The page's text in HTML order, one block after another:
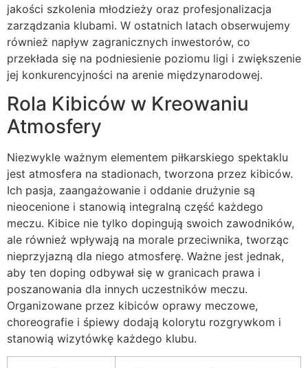
jakości szkolenia młodzieży oraz profesjonalizacja
zarządzania klubami. W ostatnich latach obserwujemy
również napływ zagranicznych inwestorów, co
przekłada się na podniesienie poziomu ligi i zwiększenie
jej konkurencyjności na arenie międzynarodowej.
Rola Kibiców w Kreowaniu
Atmosfery
Niezwykle ważnym elementem piłkarskiego spektaklu
jest atmosfera na stadionach, tworzona przez kibiców.
Ich pasja, zaangażowanie i oddanie drużynie są
nieocenione i stanowią integralną część każdego
meczu. Kibice nie tylko dopingują swoich zawodników,
ale również wpływają na morale przeciwnika, tworząc
nieprzyjazną dla niego atmosferę. Ważne jest jednak,
aby ten doping odbywał się w granicach prawa i
poszanowania dla innych uczestników meczu.
Organizowane przez kibiców oprawy meczowe,
choreografie i śpiewy dodają kolorytu rozgrywkom i
stanowią wizytówkę każdego klubu.